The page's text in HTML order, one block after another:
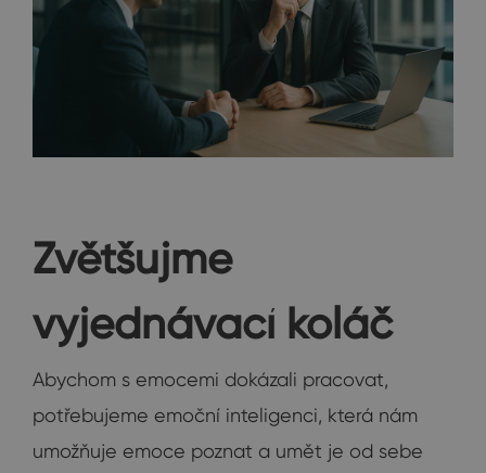
Zvětšujme
vyjednávací koláč
Abychom s emocemi dokázali pracovat,
potřebujeme emoční inteligenci, která nám
umožňuje emoce poznat a umět je od sebe